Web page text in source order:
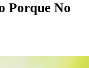
Porque No